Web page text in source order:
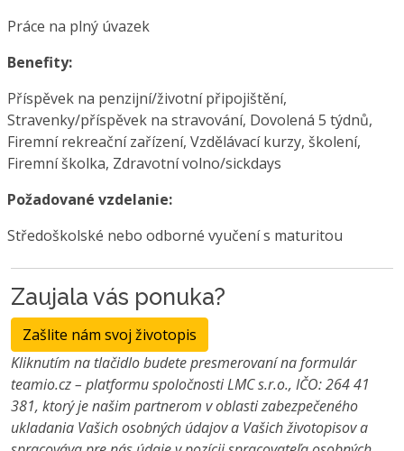
Práce na plný úvazek
Benefity:
Příspěvek na penzijní/životní připojištění,
Stravenky/příspěvek na stravování, Dovolená 5 týdnů,
Firemní rekreační zařízení, Vzdělávací kurzy, školení,
Firemní školka, Zdravotní volno/sickdays
Požadované vzdelanie:
Středoškolské nebo odborné vyučení s maturitou
Zaujala vás ponuka?
Zašlite nám svoj životopis
Kliknutím na tlačidlo budete presmerovaní na formulár
teamio.cz – platformu spoločnosti LMC s.r.o., IČO: 264 41
381, ktorý je našim partnerom v oblasti zabezpečeného
ukladania Vašich osobných údajov a Vašich životopisov a